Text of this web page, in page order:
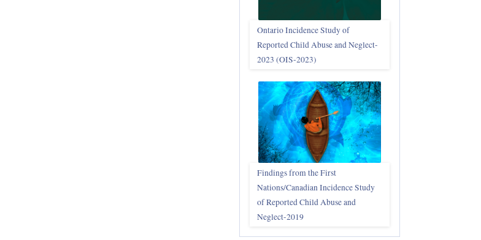
Ontario Incidence Study of
Reported Child Abuse and Neglect-
2023 (OIS‑2023)
Findings from the First
Nations/Canadian Incidence Study
of Reported Child Abuse and
Neglect-2019